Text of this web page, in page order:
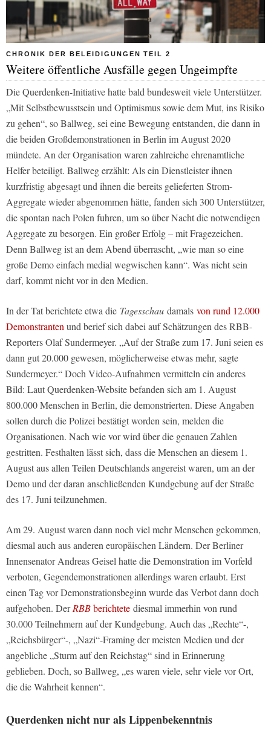
CHRONIK DER BELEIDIGUNGEN TEIL 2
Weitere öffentliche Ausfälle gegen Ungeimpfte
Die Querdenken-Initiative hatte bald bundesweit viele Unterstützer.
„Mit Selbstbewusstsein und Optimismus sowie dem Mut, ins Risiko
zu gehen“, so Ballweg, sei eine Bewegung entstanden, die dann in
die beiden Großdemonstrationen in Berlin im August 2020
mündete. An der Organisation waren zahlreiche ehrenamtliche
Helfer beteiligt. Ballweg erzählt: Als ein Dienstleister ihnen
kurzfristig abgesagt und ihnen die bereits gelieferten Strom-
Aggregate wieder abgenommen hätte, fanden sich 300 Unterstützer,
die spontan nach Polen fuhren, um so über Nacht die notwendigen
Aggregate zu besorgen. Ein großer Erfolg – mit Fragezeichen.
Denn Ballweg ist an dem Abend überrascht, „wie man so eine
große Demo einfach medial wegwischen kann“. Was nicht sein
darf, kommt nicht vor in den Medien.
In der Tat berichtete etwa die Tagesschau damals von rund 12.000
Demonstranten und berief sich dabei auf Schätzungen des RBB-
Reporters Olaf Sundermeyer. „Auf der Straße zum 17. Juni seien es
dann gut 20.000 gewesen, möglicherweise etwas mehr, sagte
Sundermeyer.“ Doch Video-Aufnahmen vermitteln ein anderes
Bild: Laut Querdenken-Website befanden sich am 1. August
800.000 Menschen in Berlin, die demonstrierten. Diese Angaben
sollen durch die Polizei bestätigt worden sein, melden die
Organisationen. Nach wie vor wird über die genauen Zahlen
gestritten. Festhalten lässt sich, dass die Menschen an diesem 1.
August aus allen Teilen Deutschlands angereist waren, um an der
Demo und der daran anschließenden Kundgebung auf der Straße
des 17. Juni teilzunehmen.
Am 29. August waren dann noch viel mehr Menschen gekommen,
diesmal auch aus anderen europäischen Ländern. Der Berliner
Innensenator Andreas Geisel hatte die Demonstration im Vorfeld
verboten, Gegendemonstrationen allerdings waren erlaubt. Erst
einen Tag vor Demonstrationsbeginn wurde das Verbot dann doch
aufgehoben. DerRBBberichtete diesmal immerhin von rund
30.000 Teilnehmern auf der Kundgebung. Auch das „Rechte“-,
„Reichsbürger“-, „Nazi“-Framing der meisten Medien und der
angebliche „Sturm auf den Reichstag“ sind in Erinnerung
geblieben. Doch, so Ballweg, „es waren viele, sehr viele vor Ort,
die die Wahrheit kennen“.
Querdenken nicht nur als Lippenbekenntnis